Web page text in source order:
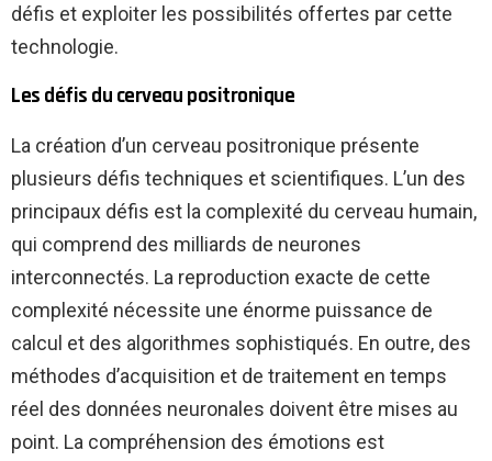
défis et exploiter les possibilités offertes par cette
technologie.
Les défis du cerveau positronique
La création d’un cerveau positronique présente
plusieurs défis techniques et scientifiques. L’un des
principaux défis est la complexité du cerveau humain,
qui comprend des milliards de neurones
interconnectés. La reproduction exacte de cette
complexité nécessite une énorme puissance de
calcul et des algorithmes sophistiqués. En outre, des
méthodes d’acquisition et de traitement en temps
réel des données neuronales doivent être mises au
point. La compréhension des émotions est